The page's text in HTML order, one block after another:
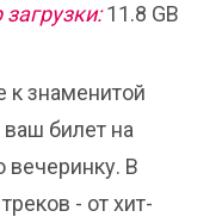
11.8 GB
к знаменитой
ваш билет на
вечеринку. В
- от хит-